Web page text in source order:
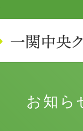
お知ら